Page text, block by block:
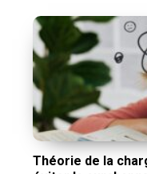
Théorie de la